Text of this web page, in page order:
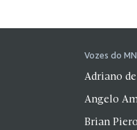
Vozes do MN
Adriano
Angelo
Brian